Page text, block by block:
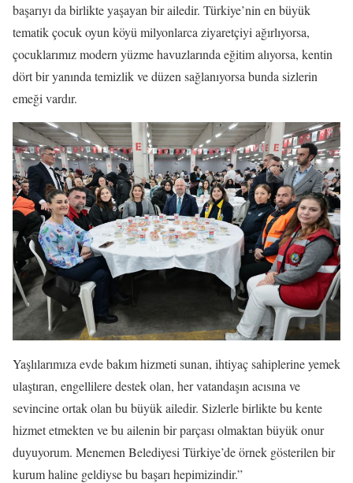
başarıyı da birlikte yaşayan bir ailedir. Türkiye’nin en büyük
tematik çocuk oyun köyü milyonlarca ziyaretçiyi ağırlıyorsa,
çocuklarımız modern yüzme havuzlarında eğitim alıyorsa, kentin
dört bir yanında temizlik ve düzen sağlanıyorsa bunda sizlerin
emeği vardır.
Yaşlılarımıza evde bakım hizmeti sunan, ihtiyaç sahiplerine yemek
ulaştıran, engellilere destek olan, her vatandaşın acısına ve
sevincine ortak olan bu büyük ailedir. Sizlerle birlikte bu kente
hizmet etmekten ve bu ailenin bir parçası olmaktan büyük onur
duyuyorum. Menemen Belediyesi Türkiye’de örnek gösterilen bir
kurum haline geldiyse bu başarı hepimizindir.”